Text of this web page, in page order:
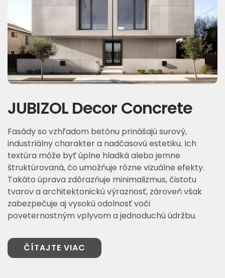
JUBIZOL Decor Concrete
Fasády so vzhľadom betónu prinášajú surový,
industriálny charakter a nadčasovú estetiku. Ich
textúra môže byť úplne hladká alebo jemne
štruktúrovaná, čo umožňuje rôzne vizuálne efekty.
Takáto úprava zdôrazňuje minimalizmus, čistotu
tvarov a architektonickú výraznosť, zároveň však
zabezpečuje aj vysokú odolnosť voči
poveternostným vplyvom a jednoduchú údržbu.
ČÍTAJTE VIAC